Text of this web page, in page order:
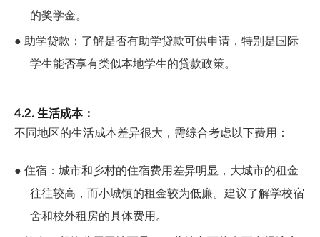
的奖学金。
● 助学贷款：了解是否有助学贷款可供申请，特别是国际
学生能否享有类似本地学生的贷款政策。
4.2. 生活成本：
不同地区的生活成本差异很大，需综合考虑以下费用：
● 住宿：城市和乡村的住宿费用差异明显，大城市的租金
往往较高，而小城镇的租金较为低廉。建议了解学校宿
舍和校外租房的具体费用。